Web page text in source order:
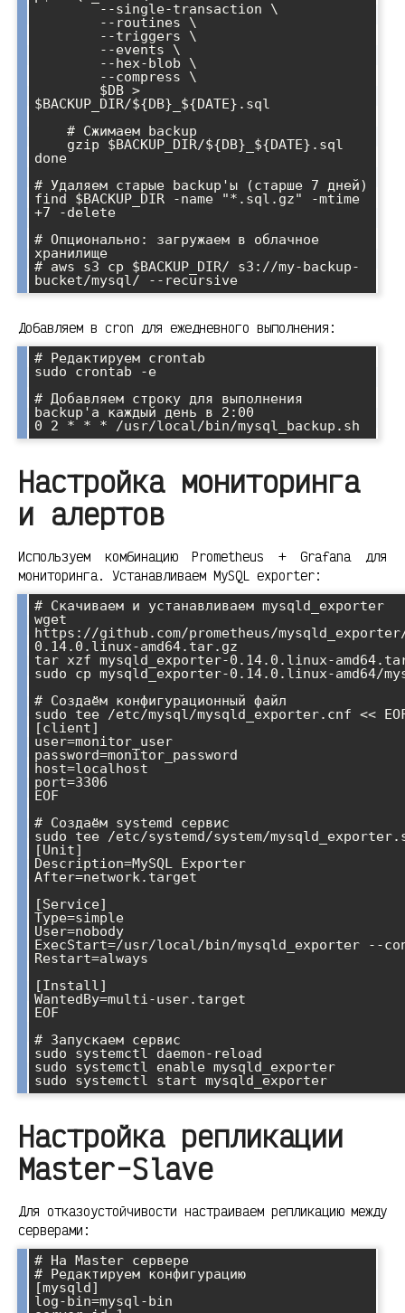
        --single-transaction \
$BACKUP_DIR/${DB}_${DATE}.sql
done
# Удаляем старые backup'ы (старше 7 дней)
find $BACKUP_DIR -name "*.sql.gz" -mtime
+7 -delete
# Опционально: загружаем в облачное
хранилище
# aws s3 cp $BACKUP_DIR/ s3://my-backup-
Добавляем в cron для ежедневного выполнения:
# Редактируем crontab
sudo crontab -e
# Добавляем строку для выполнения
backup'а каждый день в 2:00
Настройка мониторинга
и алертов
Используем комбинацию Prometheus + Grafana для
мониторинга. Устанавливаем MySQL exporter:
# Скачиваем и устанавливаем mysqld_exporter
wget
https://github.com/prometheus/
0.14.0.linux-amd64.tar.gz
tar xzf mysqld_exporter-0.14.0.linux-
sudo cp mysqld_exporter-0.14.0.linux-amd64/
# Создаём конфигурационный файл
sudo tee /etc/mysql/mysqld_exporter.cnf <<
[client]
user=monitor_user
password=monitor_password
host=localhost
port=3306
EOF
# Создаём systemd сервис
sudo tee /etc/systemd/system/
[Unit]
Description=MySQL Exporter
After=network.target
[Service]
Type=simple
User=nobody
ExecStart=/usr/local/bin/mysqld_exporter --
Restart=always
[Install]
WantedBy=multi-user.target
EOF
# Запускаем сервис
sudo systemctl daemon-reload
sudo systemctl enable mysqld_exporter
Настройка репликации
Master-Slave
Для отказоустойчивости настраиваем репликацию между
серверами:
# На Master сервере
# Редактируем конфигурацию
[mysqld]
log-bin=mysql-bin